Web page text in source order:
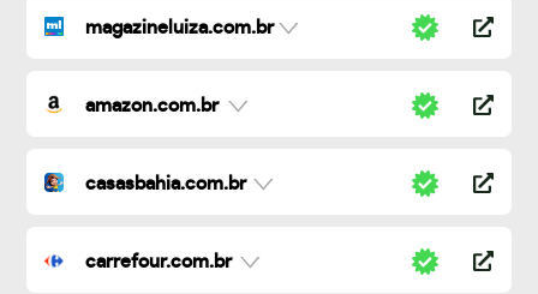
magazineluiza.com.br
amazon.com.br
casasbahia.com.br
carrefour.com.br